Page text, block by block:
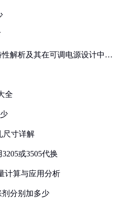
性解析及其在可调电源设计中的
全
尺寸详解
或3505代换
计算与应用分析
剂分别加多少